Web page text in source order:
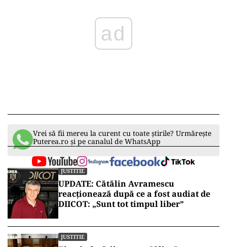
ad
Vrei să fii mereu la curent cu toate știrile? Urmărește
Puterea.ro și pe canalul de WhatsApp
JUSTITIE
UPDATE: Cătălin Avramescu
reacționează după ce a fost audiat de
DIICOT: „Sunt tot timpul liber”
JUSTITIE